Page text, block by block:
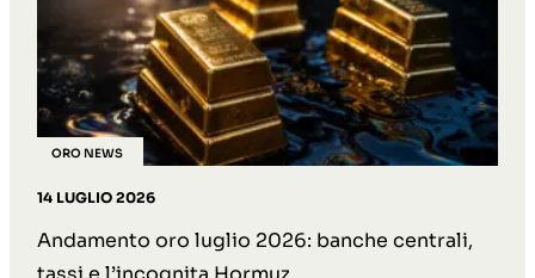
ORO NEWS
14 LUGLIO 2026
Andamento oro luglio 2026: banche centrali,